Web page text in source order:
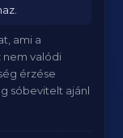
ami a
valódi
érzése
sóbevitelt ajánl